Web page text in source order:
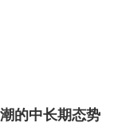
的中长期态势